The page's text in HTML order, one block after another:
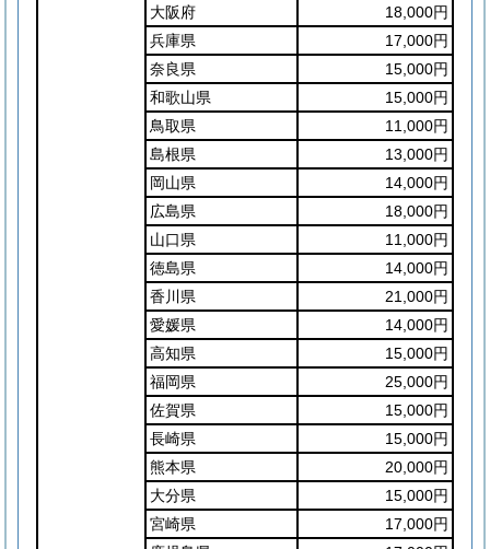
大阪府
18,000円
兵庫県
17,000円
奈良県
15,000円
和歌山県
15,000円
鳥取県
11,000円
島根県
13,000円
岡山県
14,000円
広島県
18,000円
山口県
11,000円
徳島県
14,000円
香川県
21,000円
愛媛県
14,000円
高知県
15,000円
福岡県
25,000円
佐賀県
15,000円
長崎県
15,000円
熊本県
20,000円
大分県
15,000円
宮崎県
17,000円